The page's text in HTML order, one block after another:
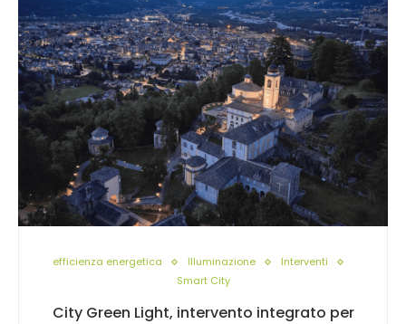
efficienza energetica Illuminazione
Interventi
Smart City
City Green Light, intervento integrato per